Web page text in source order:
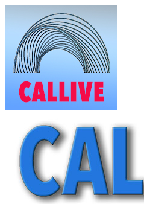
contenuto